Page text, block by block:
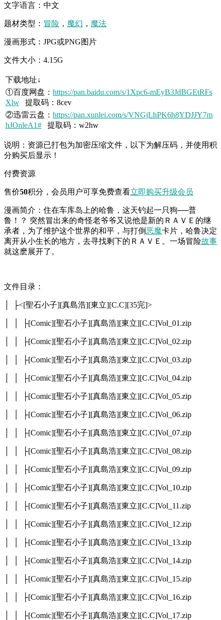
文字语言：中文
题材类型： 冒险 ， 魔幻 ， 魔法
漫画形式：JPG或PNG图片
文件大小：4.15G
下载地址↓
①百度网盘： https://pan.baidu.com/s/1Xpc6-mEyB3JdBGEtRFs
Xlw 提取码：8cev
②迅雷云盘： https://pan.xunlei.com/s/VNGjLhPK6h8YDJJY7m
hJOnleA1# 提取码：w2hw
说明：资源已打包为加密压缩文件，以下为解压码，并使用积
分购买后显示！
付费资源
售价50积分 ，会员用户可享免费查看立即购买升级会员
漫画简介：住在车库岛上的哈鲁，这天钓起一只狗──普
鲁！？ 突然冒出来的奇怪老爷爷又说他是新的ＲＡＶＥ的继
承者，为了维护这个世界的和平，与打倒恶魔卡片，哈鲁决定
离开从小生长的地方，去寻找剩下的ＲＡＶＥ。一场冒险故事
就这麽展开了。
文件目录：
│ ├<[聖石小子][真島浩][東立][C.C][35完]>
│ │ ├[Comic][聖石小子][真島浩][東立][C.C]Vol_01.zip
│ │ ├[Comic][聖石小子][真島浩][東立][C.C]Vol_02.zip
│ │ ├[Comic][聖石小子][真島浩][東立][C.C]Vol_03.zip
│ │ ├[Comic][聖石小子][真島浩][東立][C.C]Vol_04.zip
│ │ ├[Comic][聖石小子][真島浩][東立][C.C]Vol_05.zip
│ │ ├[Comic][聖石小子][真島浩][東立][C.C]Vol_06.zip
│ │ ├[Comic][聖石小子][真島浩][東立][C.C]Vol_07.zip
│ │ ├[Comic][聖石小子][真島浩][東立][C.C]Vol_08.zip
│ │ ├[Comic][聖石小子][真島浩][東立][C.C]Vol_09.zip
│ │ ├[Comic][聖石小子][真島浩][東立][C.C]Vol_10.zip
│ │ ├[Comic][聖石小子][真島浩][東立][C.C]Vol_11.zip
│ │ ├[Comic][聖石小子][真島浩][東立][C.C]Vol_12.zip
│ │ ├[Comic][聖石小子][真島浩][東立][C.C]Vol_13.zip
│ │ ├[Comic][聖石小子][真島浩][東立][C.C]Vol_14.zip
│ │ ├[Comic][聖石小子][真島浩][東立][C.C]Vol_15.zip
│ │ ├[Comic][聖石小子][真島浩][東立][C.C]Vol_16.zip
│ │ ├[Comic][聖石小子][真島浩][東立][C.C]Vol_17.zip